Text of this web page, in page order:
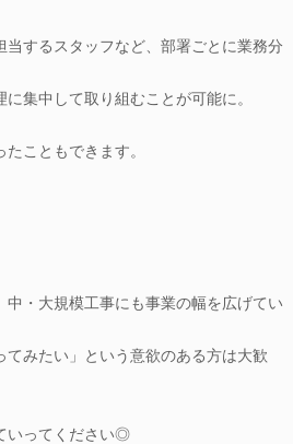
するスタッフなど、部署ごとに業務分
集中して取り組むことが可能に。
こともできます。
・大規模工事にも事業の幅を広げてい
みたい」という意欲のある方は大歓
いってください◎